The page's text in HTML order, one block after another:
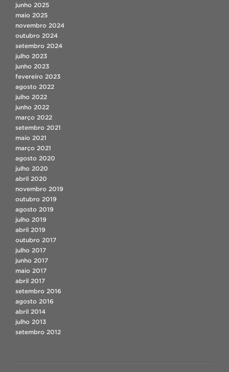
junho 2025
maio 2025
novembro 2024
outubro 2024
setembro 2024
julho 2023
junho 2023
fevereiro 2023
agosto 2022
julho 2022
junho 2022
março 2022
setembro 2021
maio 2021
março 2021
agosto 2020
julho 2020
abril 2020
novembro 2019
outubro 2019
agosto 2019
julho 2019
abril 2019
outubro 2017
julho 2017
junho 2017
maio 2017
abril 2017
setembro 2016
agosto 2016
abril 2014
julho 2013
setembro 2012